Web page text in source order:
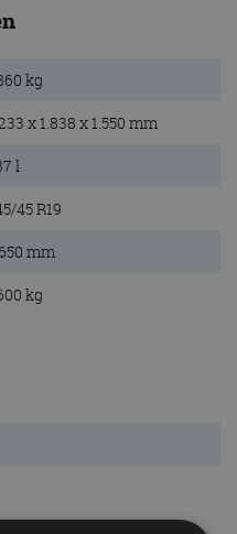
kg
x 1.838 x 1.550 mm
l
45 R19
mm
kg